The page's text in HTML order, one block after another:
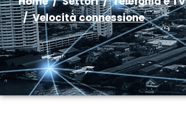
Velocità connessione